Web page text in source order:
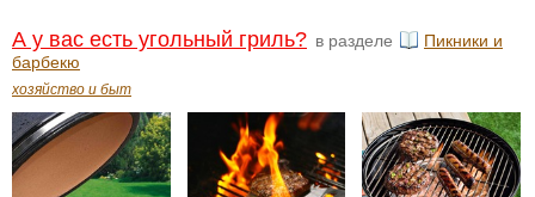
А у вас есть угольный гриль? в разделе
Пикники и
барбекю
хозяйство и быт